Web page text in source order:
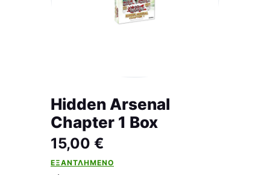
Hidden Arsenal
Chapter 1 Box
15,00 €
ΕΞΑΝΤΛΗΜΈΝΟ